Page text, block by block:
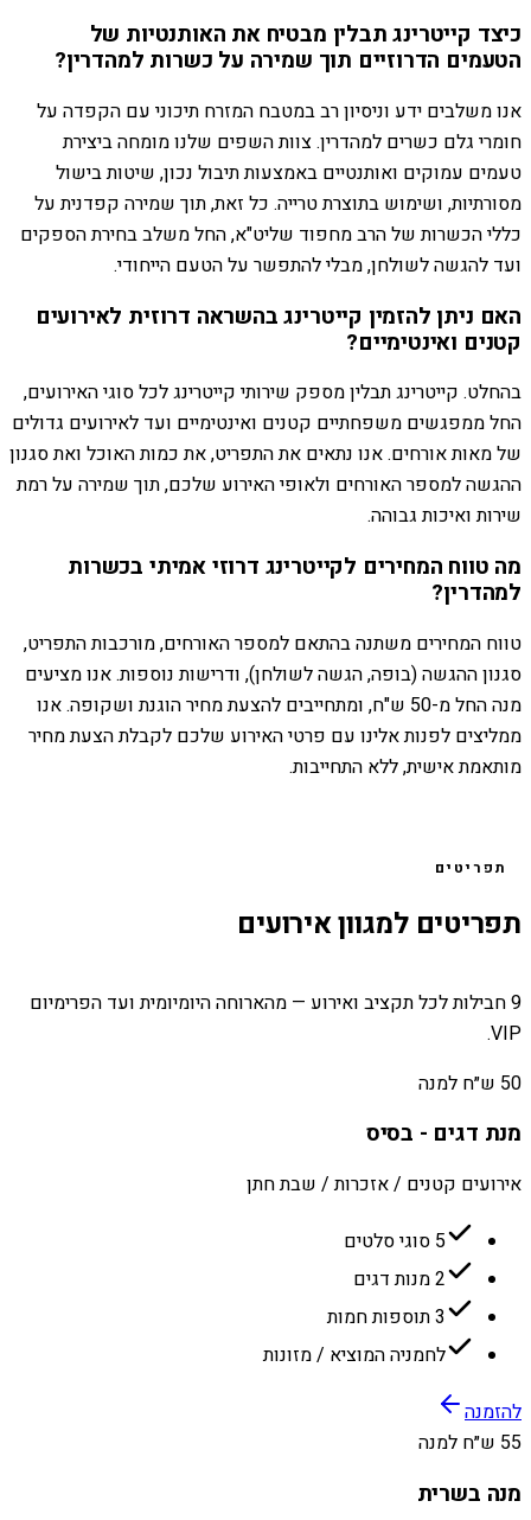
כיצד קייטרינג תבלין מבטיח את האותנטיות של
הטעמים הדרוזיים תוך שמירה על כשרות למהדרין?
אנו משלבים ידע וניסיון רב במטבח המזרח תיכוני עם הקפדה על
חומרי גלם כשרים למהדרין. צוות השפים שלנו מומחה ביצירת
טעמים עמוקים ואותנטיים באמצעות תיבול נכון, שיטות בישול
מסורתיות, ושימוש בתוצרת טרייה. כל זאת, תוך שמירה קפדנית על
כללי הכשרות של הרב מחפוד שליט"א, החל משלב בחירת הספקים
ועד להגשה לשולחן, מבלי להתפשר על הטעם הייחודי.
האם ניתן להזמין קייטרינג בהשראה דרוזית לאירועים
קטנים ואינטימיים?
בהחלט. קייטרינג תבלין מספק שירותי קייטרינג לכל סוגי האירועים,
החל ממפגשים משפחתיים קטנים ואינטימיים ועד לאירועים גדולים
של מאות אורחים. אנו נתאים את התפריט, את כמות האוכל ואת סגנון
ההגשה למספר האורחים ולאופי האירוע שלכם, תוך שמירה על רמת
שירות ואיכות גבוהה.
מה טווח המחירים לקייטרינג דרוזי אמיתי בכשרות
למהדרין?
טווח המחירים משתנה בהתאם למספר האורחים, מורכבות התפריט,
סגנון ההגשה (בופה, הגשה לשולחן), ודרישות נוספות. אנו מציעים
מנה החל מ-50 ש"ח, ומתחייבים להצעת מחיר הוגנת ושקופה. אנו
ממליצים לפנות אלינו עם פרטי האירוע שלכם לקבלת הצעת מחיר
מותאמת אישית, ללא התחייבות.
תפריטים
תפריטים למגוון אירועים
9 חבילות לכל תקציב ואירוע — מהארוחה היומיומית ועד הפרימיום
VIP.
50 ש״ח למנה
מנת דגים - בסיס
אירועים קטנים / אזכרות / שבת חתן
5 סוגי סלטים
2 מנות דגים
3 תוספות חמות
לחמניה המוציא / מזונות
להזמנה
55 ש״ח למנה
מנה בשרית